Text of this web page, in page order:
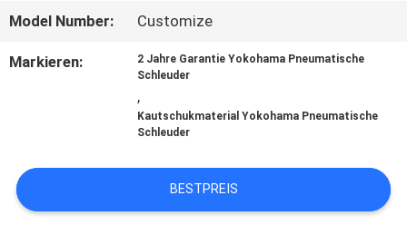
QUALITÄTSKONTROLLE
Model Number: Customize
Markieren:
2 Jahre Garantie Yokohama Pneumatische
Schleuder
,
Kautschukmaterial Yokohama Pneumatische
Schleuder
BESTPREIS